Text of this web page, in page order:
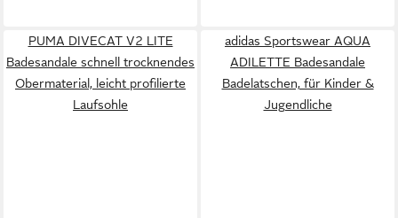
PUMA DIVECAT V2 LITE
Badesandale schnell trocknendes
Obermaterial, leicht profilierte
Laufsohle
adidas Sportswear AQUA
ADILETTE Badesandale
Badelatschen, für Kinder &
Jugendliche